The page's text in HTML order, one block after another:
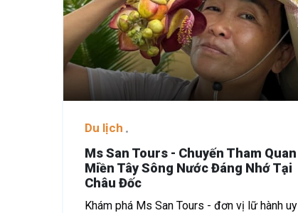
Du lịch
Ms San Tours - Chuyến Tham Quan
Miền Tây Sông Nước Đáng Nhớ Tại
Châu Đốc
Khám phá Ms San Tours - đơn vị lữ hành uy